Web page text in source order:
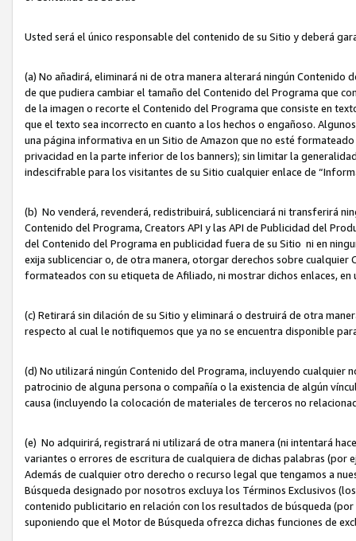
Usted será el único responsable del contenido de su Sitio y deberá
(a) No añadirá, eliminará ni de otra manera alterará ningún
de que pudiera cambiar el tamaño del Contenido del Programa que
de la imagen o recorte el Contenido del Programa que consiste en
que el texto sea incorrecto en cuanto a los hechos o engañoso.
una página informativa en un Sitio de Amazon que no esté
privacidad en la parte inferior de los banners); sin limitar la
indescifrable para los visitantes de su Sitio cualquier enlace de
(b) No venderá, revenderá, redistribuirá, sublicenciará ni transferirá
Contenido del Programa, Creators API y las API de Publicidad del
del Contenido del Programa en publicidad fuera de su Sitio ni en
exija sublicenciar o, de otra manera, otorgar derechos sobre
formateados con su etiqueta de Afiliado, ni mostrar dichos enlaces,
(c) Retirará sin dilación de su Sitio y eliminará o destruirá de otra
respecto al cual le notifiquemos que ya no se encuentra disponible
(d) No utilizará ningún Contenido del Programa, incluyendo cualquier
patrocinio de alguna persona o compañía o la existencia de algún
causa (incluyendo la colocación de materiales de terceros no
(e) No adquirirá, registrará ni utilizará de otra manera (ni intentará
variantes o errores de escritura de cualquiera de dichas palabras (por
Además de cualquier otro derecho o recurso legal que tengamos a
Búsqueda designado por nosotros excluya los Términos Exclusivos
contenido publicitario en relación con los resultados de búsqueda
suponiendo que el Motor de Búsqueda ofrezca dichas funciones de